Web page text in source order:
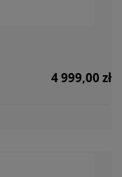
4 999,00 zł